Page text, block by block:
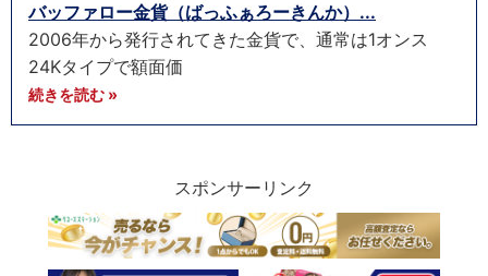
バッファロー金貨（ばっふぁろーきんか）...
2006年から発行されてきた金貨で、通常は1オンス
24Kタイプで額面価
続きを読む »
スポンサーリンク